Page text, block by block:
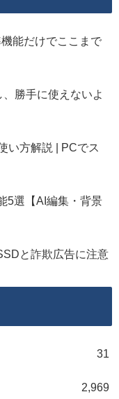
能だけでここまで
勝手に使えないよ
い方解説 | PCでス
5選【AI編集・背景
と詐欺広告に注意
31
2,969